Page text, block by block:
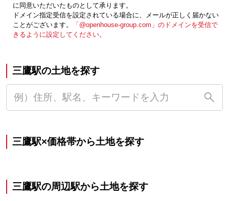
に同意いただいたものとして承ります。
ドメイン指定受信を設定されている場合に、メールが正しく届かない
ことがございます。
「@openhouse-group.com」のドメインを受信で
きるように設定してください。
三鷹駅の土地を探す
三鷹駅×価格帯から土地を探す
三鷹駅の周辺駅から土地を探す